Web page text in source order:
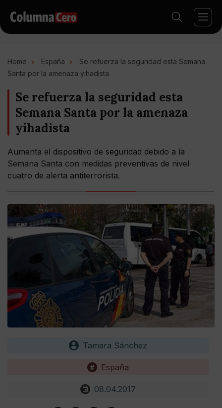
Home España
Se refuerza la seguridad esta Semana
Santa por la amenaza yihadista
Se refuerza la seguridad esta
Semana Santa por la amenaza
yihadista
Aumenta el dispositivo de seguridad debido a la
Semana Santa con medidas preventivas de nivel
cuatro de alerta antiterrorista.
Tamara Sánchez
España
08.04.2017